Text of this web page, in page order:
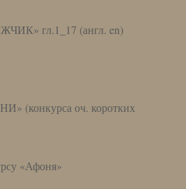
гл.1_17 (англ. en)
(конкурса оч. коротких
«Афоня»